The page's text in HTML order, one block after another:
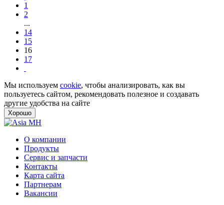
1
2
...
14
15
16
17
Мы используем cookie, чтобы анализировать, как вы
пользуетесь сайтом, рекомендовать полезное и создавать
другие удобства на сайте
Хорошо
О компании
Продукты
Сервис и запчасти
Контакты
Карта сайта
Партнерам
Вакансии